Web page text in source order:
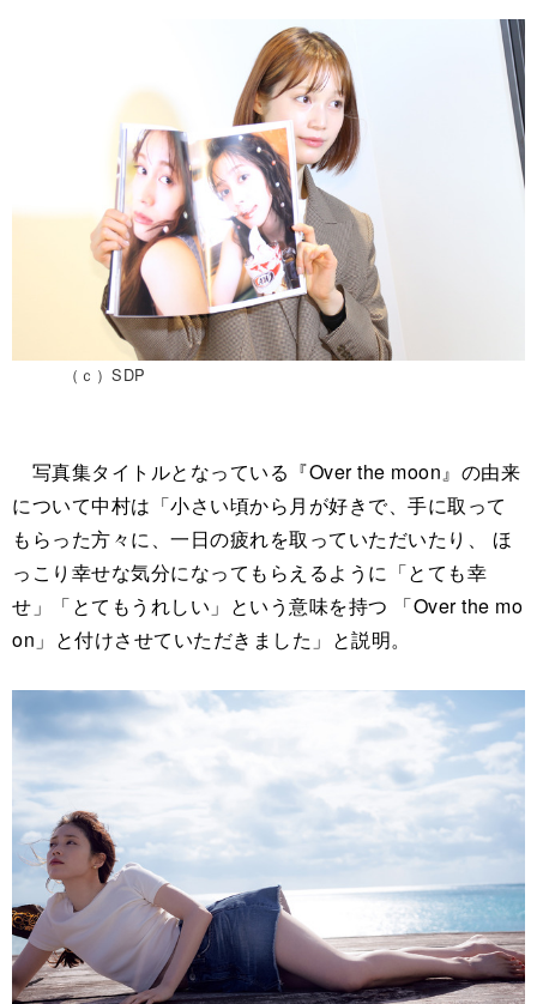
（ｃ）SDP
写真集タイトルとなっている『Over the moon』の由来
について中村は「小さい頃から月が好きで、手に取って
もらった方々に、一日の疲れを取っていただいたり、 ほ
っこり幸せな気分になってもらえるように「とても幸
せ」「とてもうれしい」という意味を持つ 「Over the mo
on」と付けさせていただきました」と説明。